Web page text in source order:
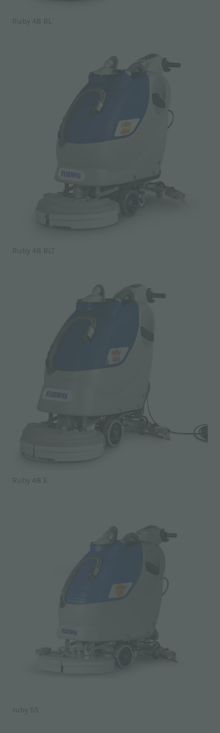
Ruby 48 BL
Ruby 48 BLT
Ruby 48 E
ruby 55